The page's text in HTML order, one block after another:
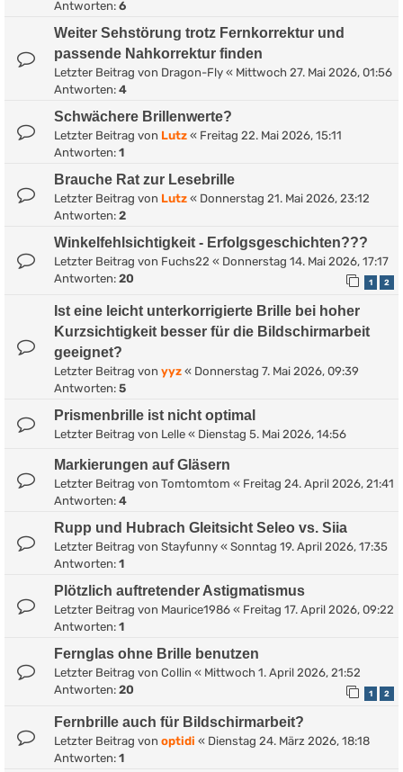
Antworten: 6
Weiter Sehstörung trotz Fernkorrektur und
passende Nahkorrektur finden
Letzter Beitrag von Dragon-Fly « Mittwoch 27. Mai 2026, 01:56
Antworten: 4
Schwächere Brillenwerte?
Letzter Beitrag von Lutz « Freitag 22. Mai 2026, 15:11
Antworten: 1
Brauche Rat zur Lesebrille
Letzter Beitrag von Lutz « Donnerstag 21. Mai 2026, 23:12
Antworten: 2
Winkelfehlsichtigkeit - Erfolgsgeschichten???
Letzter Beitrag von Fuchs22 « Donnerstag 14. Mai 2026, 17:17
Antworten: 20 1 2
Ist eine leicht unterkorrigierte Brille bei hoher
Kurzsichtigkeit besser für die Bildschirmarbeit
geeignet?
Letzter Beitrag von yyz « Donnerstag 7. Mai 2026, 09:39
Antworten: 5
Prismenbrille ist nicht optimal
Letzter Beitrag von Lelle « Dienstag 5. Mai 2026, 14:56
Markierungen auf Gläsern
Letzter Beitrag von Tomtomtom « Freitag 24. April 2026, 21:41
Antworten: 4
Rupp und Hubrach Gleitsicht Seleo vs. Siia
Letzter Beitrag von Stayfunny « Sonntag 19. April 2026, 17:35
Antworten: 1
Plötzlich auftretender Astigmatismus
Letzter Beitrag von Maurice1986 « Freitag 17. April 2026, 09:22
Antworten: 1
Fernglas ohne Brille benutzen
Letzter Beitrag von Collin « Mittwoch 1. April 2026, 21:52
Antworten: 20 1 2
Fernbrille auch für Bildschirmarbeit?
Letzter Beitrag von optidi « Dienstag 24. März 2026, 18:18
Antworten: 1